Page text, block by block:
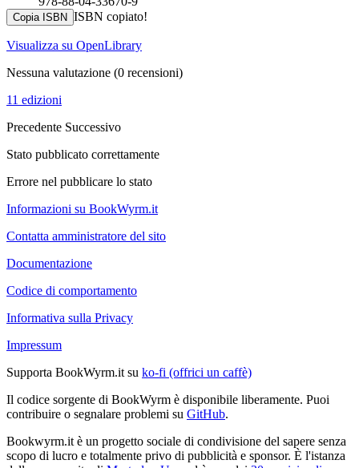
Copia ISBN ISBN copiato!
Visualizza su OpenLibrary
Nessuna valutazione (0 recensioni)
11 edizioni
Precedente Successivo
Stato pubblicato correttamente
Errore nel pubblicare lo stato
Informazioni su BookWyrm.it
Contatta amministratore del sito
Documentazione
Codice di comportamento
Informativa sulla Privacy
Impressum
Supporta BookWyrm.it su ko-fi (offrici un caffè)
Il codice sorgente di BookWyrm è disponibile liberamente. Puoi
contribuire o segnalare problemi su GitHub.
Bookwyrm.it è un progetto sociale di condivisione del sapere senza
scopo di lucro e totalmente privo di pubblicità e sponsor. È l'istanza